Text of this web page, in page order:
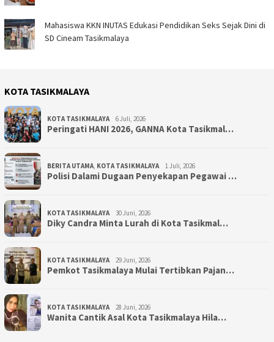
Mahasiswa KKN INUTAS Edukasi Pendidikan Seks Sejak Dini di
SD Cineam Tasikmalaya
KOTA TASIKMALAYA
KOTA TASIKMALAYA 6 Juli, 2026
Peringati HANI 2026, GANNA Kota Tasikmal…
BERITA UTAMA KOTA TASIKMALAYA 1 Juli, 2026
Polisi Dalami Dugaan Penyekapan Pegawai …
KOTA TASIKMALAYA 30 Juni, 2026
Diky Candra Minta Lurah di Kota Tasikmal…
KOTA TASIKMALAYA 29 Juni, 2026
Pemkot Tasikmalaya Mulai Tertibkan Pajan…
KOTA TASIKMALAYA 28 Juni, 2026
Wanita Cantik Asal Kota Tasikmalaya Hila…